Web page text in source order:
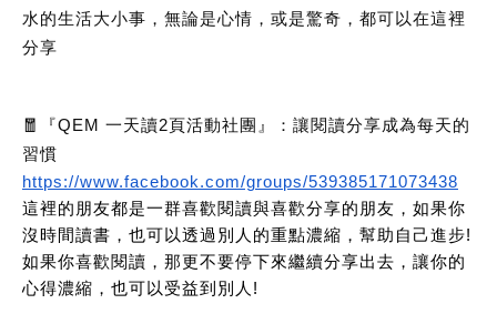
水的生活大小事，無論是心情，或是驚奇，都可以在這裡
分享
🧧『QEM 一天讀2頁活動社團』：讓閱讀分享成為每天的
習慣
https://www.facebook.com/groups/539385171073438
這裡的朋友都是一群喜歡閱讀與喜歡分享的朋友，如果你
沒時間讀書，也可以透過別人的重點濃縮，幫助自己進步!
如果你喜歡閱讀，那更不要停下來繼續分享出去，讓你的
心得濃縮，也可以受益到別人!